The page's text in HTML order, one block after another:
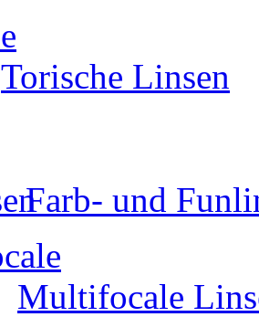
Torische Linsen
Farb- und
Multifocale